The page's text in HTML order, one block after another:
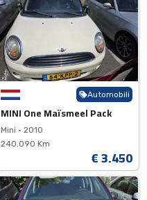
Automobili
MINI One Maïsmeel Pack
Mini • 2010
240.090 Km
€ 3.450